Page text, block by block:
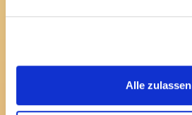
Alle zulassen
Deine Leistungen